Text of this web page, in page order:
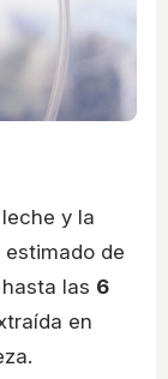
y la
estimado de
las 6
en